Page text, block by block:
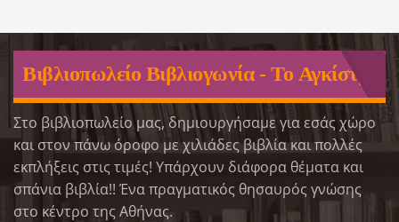
Βιβλιοπωλείο Βιβλιογωνία - Το Αγκίστρι
Στο βιβλιοπωλείο μας, δημιουργήσαμε για εσάς χώρο
και στον πάνω όροφο με χιλιάδες βιβλία και πολλές
εκπλήξεις στις τιμές! Υπάρχουν διάφορα θέματα και
σπάνια βιβλία!! Ένα πραγματικός θησαυρός γνώσης
στο κέντρο της Αθήνας.